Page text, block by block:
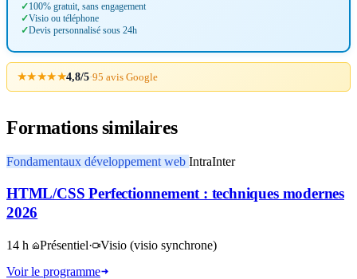
100% gratuit, sans engagement
Visio ou téléphone
Devis personnalisé sous 24h
★★★★★4,8/5·95 avis Google
Formations similaires
Fondamentaux développement web IntraInter
HTML/CSS Perfectionnement : techniques modernes
2026
14 h Présentiel· Visio (visio synchrone)
Voir le programme